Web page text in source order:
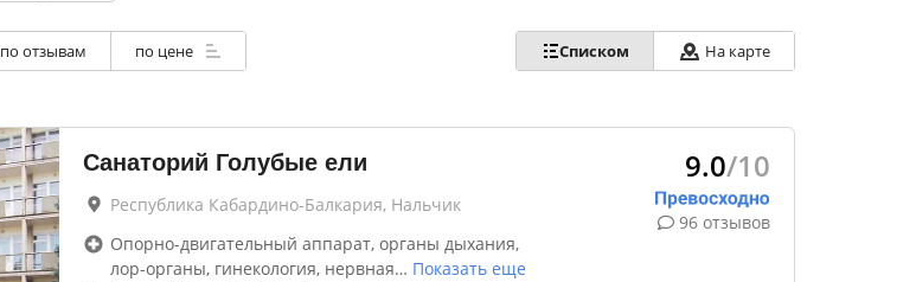
по отзывам по цене Списком На карте
Санаторий Голубые ели
Республика Кабардино-Балкария, Нальчик
Опорно-двигательный аппарат, органы дыхания,
лор-органы, гинекология, нервная… Показать еще
9.0/10
96 отзывов